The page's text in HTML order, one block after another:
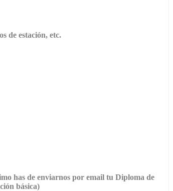
de estación, etc.
has de enviarnos por email tu Diploma de
básica)